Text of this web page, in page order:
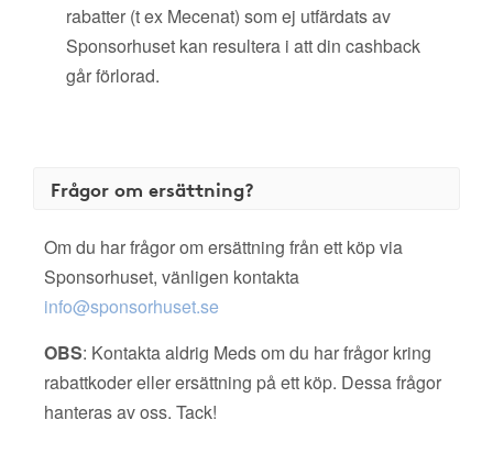
rabatter (t ex Mecenat) som ej utfärdats av
Sponsorhuset kan resultera i att din cashback
går förlorad.
Frågor om ersättning?
Om du har frågor om ersättning från ett köp via
Sponsorhuset, vänligen kontakta
info@sponsorhuset.se
OBS: Kontakta aldrig Meds om du har frågor kring
rabattkoder eller ersättning på ett köp. Dessa frågor
hanteras av oss. Tack!